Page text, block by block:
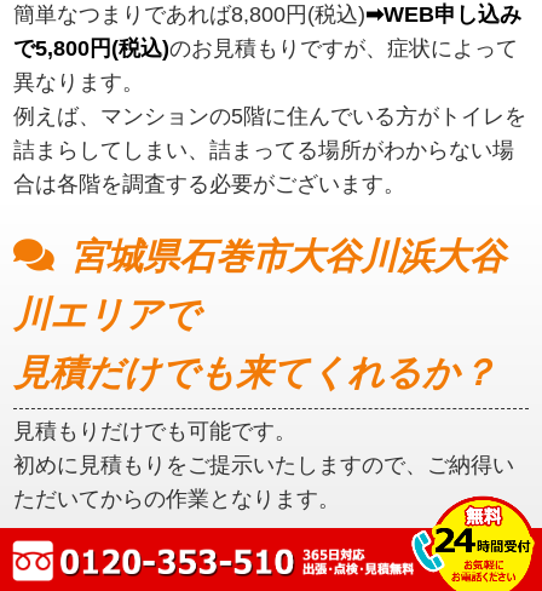
簡単なつまりであれば8,800円(税込)➡WEB申し込み
で5,800円(税込)のお見積もりですが、症状によって
異なります。
例えば、マンションの5階に住んでいる方がトイレを
詰まらしてしまい、詰まってる場所がわからない場
合は各階を調査する必要がございます。
宮城県石巻市大谷川浜大谷
川エリアで
見積だけでも来てくれるか？
見積もりだけでも可能です。
初めに見積もりをご提示いたしますので、ご納得い
ただいてからの作業となります。
宮城県石巻市大谷川浜大谷